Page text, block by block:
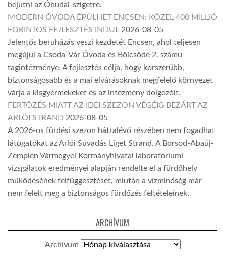
bejutni az Óbudai-szigetre.
MODERN ÓVODA ÉPÜLHET ENCSEN: KÖZEL 400 MILLIÓ
FORINTOS FEJLESZTÉS INDUL 2026-08-05
Jelentős beruházás veszi kezdetét Encsen, ahol teljesen
megújul a Csoda-Vár Óvoda és Bölcsőde 2. számú
tagintézménye. A fejlesztés célja, hogy korszerűbb,
biztonságosabb és a mai elvárásoknak megfelelő környezet
várja a kisgyermekeket és az intézmény dolgozóit.
FERTŐZÉS MIATT AZ IDEI SZEZON VÉGÉIG BEZÁRT AZ
ARLÓI STRAND 2026-08-05
A 2026-os fürdési szezon hátralévő részében nem fogadhat
látogatókat az Arlói Suvadás Liget Strand. A Borsod-Abaúj-
Zemplén Vármegyei Kormányhivatal laboratóriumi
vizsgálatok eredményei alapján rendelte el a fürdőhely
működésének felfüggesztését, miután a vízminőség már
nem felelt meg a biztonságos fürdőzés feltételeinek.
ARCHÍVUM
Archívum